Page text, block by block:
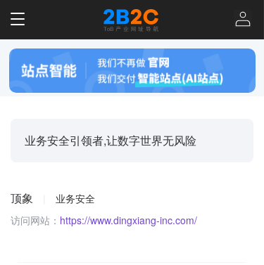
T
g
e
i
o
n
业务安全引领者,让数字世界无风险
顶象
业务安全
访问网站： https://www.dingxiang-inc.com/